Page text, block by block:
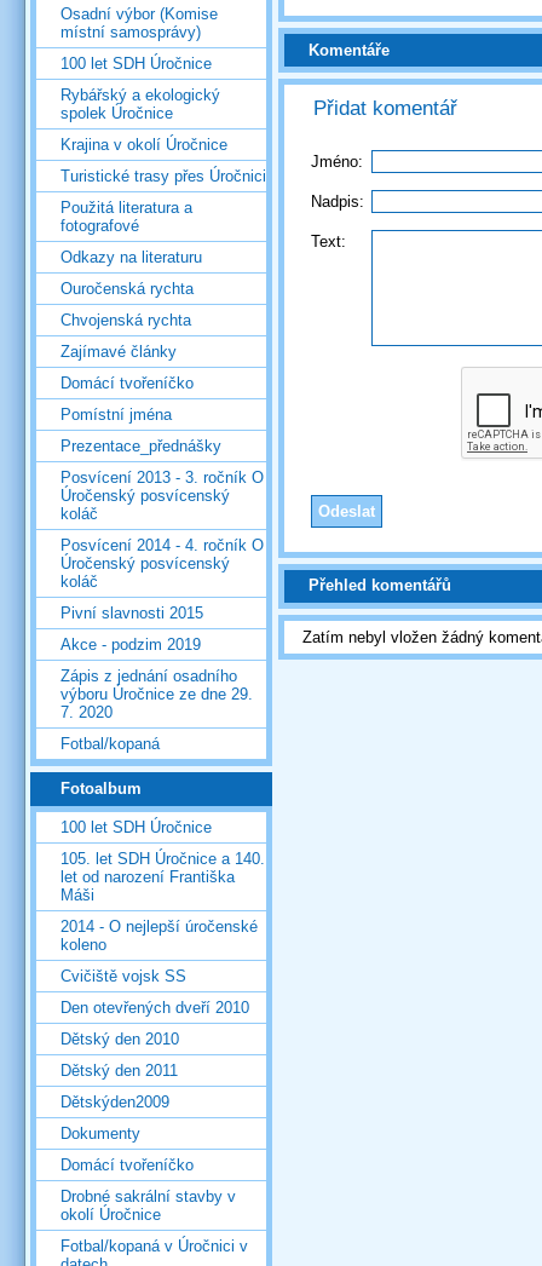
Komentáře
Přidat komentář
Jméno:
Nadpis:
Text:
Přehled komentářů
Zatím nebyl vložen žádný
Osadní výbor (Komise
místní samosprávy)
100 let SDH Úročnice
Rybářský a ekologický
spolek Úročnice
Krajina v okolí Úročnice
Turistické trasy přes Úročnici
Použitá literatura a
fotografové
Odkazy na literaturu
Ouročenská rychta
Chvojenská rychta
Zajímavé články
Domácí tvořeníčko
Pomístní jména
Prezentace_přednášky
Posvícení 2013 - 3. ročník O
Úročenský posvícenský
koláč
Posvícení 2014 - 4. ročník O
Úročenský posvícenský
koláč
Pivní slavnosti 2015
Akce - podzim 2019
Zápis z jednání osadního
výboru Úročnice ze dne 29.
7. 2020
Fotbal/kopaná
Fotoalbum
100 let SDH Úročnice
105. let SDH Úročnice a 140.
let od narození Františka
Máši
2014 - O nejlepší úročenské
koleno
Cvičiště vojsk SS
Den otevřených dveří 2010
Dětský den 2010
Dětský den 2011
Dětskýden2009
Dokumenty
Domácí tvořeníčko
Drobné sakrální stavby v
okolí Úročnice
Fotbal/kopaná v Úročnici v